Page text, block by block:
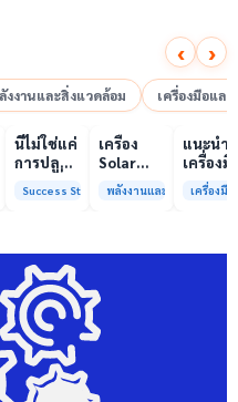
‹ ›
งงานและสิ่งแวดล้อม เครื่องมือแล
งแวดล้อม
เล่นวิดีโอ
นี่ไม่ใช่แค่
การปลูก
คือการ
ให้ป่า
ต้นน้ำและ
ชุมชน
Success Story
เครื่อง
Solar
Simulator
มาตรฐาน
รับรอง
ISO/IEC17025
บริการ
พลังงานและสิ่งแวดล้อม
เล่
01:00
แนะนำ
เครื่องมื
วิเคราะ
ทดสอบ
การกลา
เครื่องมื